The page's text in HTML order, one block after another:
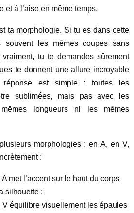
et à l’aise en même temps.
ta morphologie. Si tu es dans cette
souvent les mêmes coupes sans
tu te demandes sûrement
te donnent une allure incroyable
réponse est simple : toutes les
sublimées, mais pas avec les
longueurs ni les mêmes
morphologies : en A, en V,
:
met l’accent sur le haut du corps
silhouette ;
V équilibre visuellement les épaules